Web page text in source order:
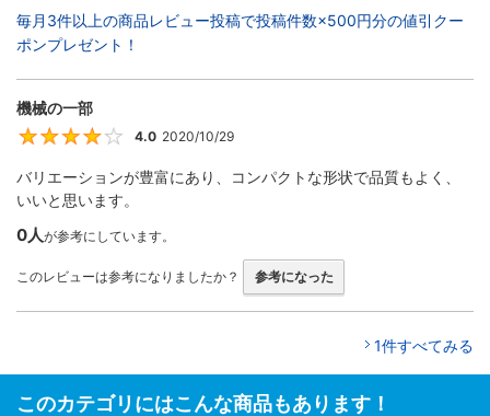
毎月3件以上の商品レビュー投稿で投稿件数×500円分の値引クー
ポンプレゼント！
機械の一部
4
4.0 2020/10/29
バリエーションが豊富にあり、コンパクトな形状で品質もよく、
いいと思います。
0人が参考にしています。
このレビューは参考になりましたか？ 参考になった
1件すべてみる
このカテゴリにはこんな商品もあります！